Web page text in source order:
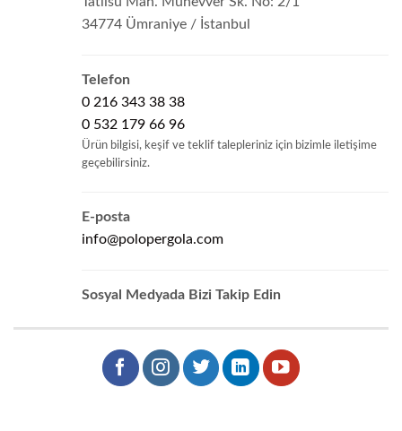
34774 Ümraniye / İstanbul
Telefon
0 216 343 38 38
0 532 179 66 96
Ürün bilgisi, keşif ve teklif talepleriniz için bizimle iletişime
geçebilirsiniz.
E-posta
info@polopergola.com
Sosyal Medyada Bizi Takip Edin